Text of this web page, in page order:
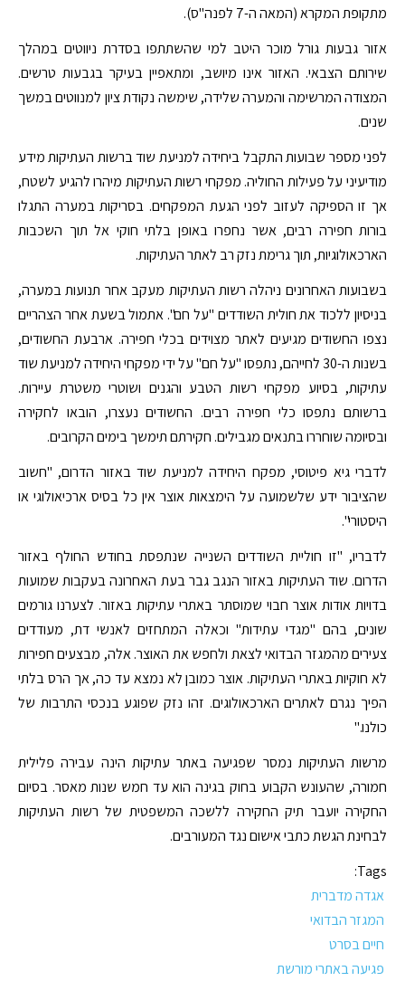
מתקופת המקרא (המאה ה-7 לפנה"ס).
אזור גבעות גורל מוכר היטב למי שהשתתפו בסדרת ניווטים במהלך
שירותם הצבאי. האזור אינו מיושב, ומתאפיין בעיקר בגבעות טרשים.
המצודה המרשימה והמערה שלידה, שימשה נקודת ציון למנווטים במשך
שנים.
לפני מספר שבועות התקבל ביחידה למניעת שוד ברשות העתיקות מידע
מודיעיני על פעילות החוליה. מפקחי רשות העתיקות מיהרו להגיע לשטח,
אך זו הספיקה לעזוב לפני הגעת המפקחים. בסריקות במערה התגלו
בורות חפירה רבים, אשר נחפרו באופן בלתי חוקי אל תוך השכבות
הארכאולוגיות, תוך גרימת נזק רב לאתר העתיקות.
בשבועות האחרונים ניהלה רשות העתיקות מעקב אחר תנועות במערה,
בניסיון ללכוד את חולית השודדים "על חם". אתמול בשעת אחר הצהריים
נצפו החשודים מגיעים לאתר מצוידים בכלי חפירה. ארבעת החשודים,
בשנות ה-30 לחייהם, נתפסו "על חם" על ידי מפקחי היחידה למניעת שוד
עתיקות, בסיוע מפקחי רשות הטבע והגנים ושוטרי משטרת עיירות.
ברשותם נתפסו כלי חפירה רבים. החשודים נעצרו, הובאו לחקירה
ובסיומה שוחררו בתנאים מגבילים. חקירתם תימשך בימים הקרובים.
לדברי גיא פיטוסי, מפקח היחידה למניעת שוד באזור הדרום, "חשוב
שהציבור ידע שלשמועה על הימצאות אוצר אין כל בסיס ארכיאולוגי או
היסטורי".
לדבריו, "זו חוליית השודדים השנייה שנתפסת בחודש החולף באזור
הדרום. שוד העתיקות באזור הנגב גבר בעת האחרונה בעקבות שמועות
בדויות אודות אוצר חבוי שמוסתר באתרי עתיקות באזור. לצערנו גורמים
שונים, בהם "מגדי עתידות" וכאלה המתחזים לאנשי דת, מעודדים
צעירים מהמגזר הבדואי לצאת ולחפש את האוצר. אלה, מבצעים חפירות
לא חוקיות באתרי העתיקות. אוצר כמובן לא נמצא עד כה, אך הרס בלתי
הפיך נגרם לאתרים הארכאולוגים. זהו נזק שפוגע בנכסי התרבות של
כולנו."
מרשות העתיקות נמסר שפגיעה באתר עתיקות הינה עבירה פלילית
חמורה, שהעונש הקבוע בחוק בגינה הוא עד חמש שנות מאסר. בסיום
החקירה יועבר תיק החקירה ללשכה המשפטית של רשות העתיקות
לבחינת הגשת כתבי אישום נגד המעורבים.
Tags:
אגדה מדברית
המגזר הבדואי
חיים בסרט
פגיעה באתרי מורשת